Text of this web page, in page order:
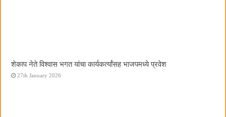
शेकाप नेते विश्वास भगत यांचा कार्यकर्त्यांसह भाजपमध्ये प्रवेश
27th January 2026